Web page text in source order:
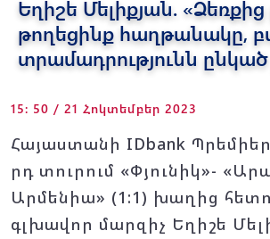
Եղիշե Մելիքյան.
թողեցինք հաղթանակը,
տրամադրությունն ընկած
15: 50 / 21 Հոկտեմբեր 2023
Հայաստանի IDbank Պրեմիեր
րդ տուրում «Փյունիկ»-
Արմենիա» (1:1) խաղից
գլխավոր մարզիչ Եղիշե